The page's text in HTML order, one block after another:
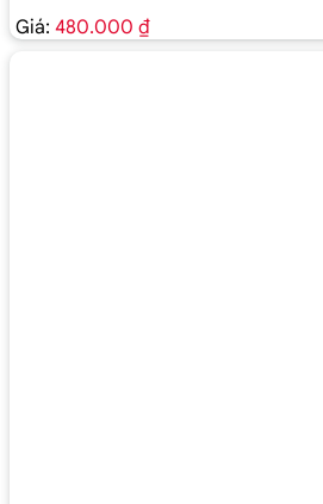
Giá: 480.000 ₫